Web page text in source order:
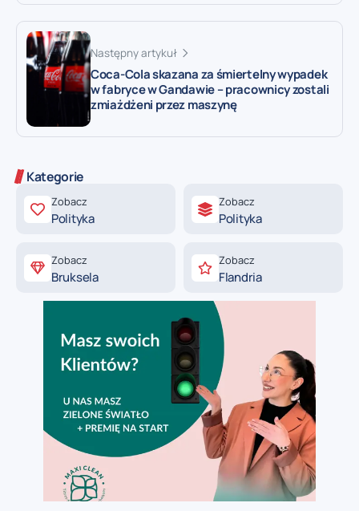
Następny artykuł
Coca-Cola skazana za śmiertelny wypadek
w fabryce w Gandawie – pracownicy zostali
zmiażdżeni przez maszynę
Kategorie
Zobacz
Polityka
Zobacz
Polityka
Zobacz
Bruksela
Zobacz
Flandria